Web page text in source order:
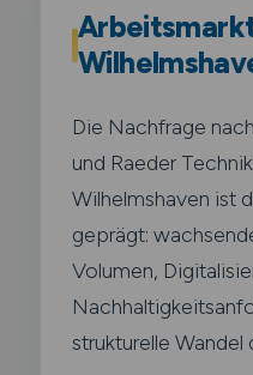
Die Nachfrage
und Raeder
Wilhelmshaven ist
geprägt:
Volumen,
strukturelle Wandel